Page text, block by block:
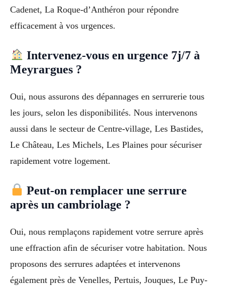
Cadenet, La Roque-d’Anthéron pour répondre
efficacement à vos urgences.
Intervenez-vous en urgence 7j/7 à
Meyrargues ?
Oui, nous assurons des dépannages en serrurerie tous
les jours, selon les disponibilités. Nous intervenons
aussi dans le secteur de Centre-village, Les Bastides,
Le Château, Les Michels, Les Plaines pour sécuriser
rapidement votre logement.
Peut-on remplacer une serrure
après un cambriolage ?
Oui, nous remplaçons rapidement votre serrure après
une effraction afin de sécuriser votre habitation. Nous
proposons des serrures adaptées et intervenons
également près de Venelles, Pertuis, Jouques, Le Puy-